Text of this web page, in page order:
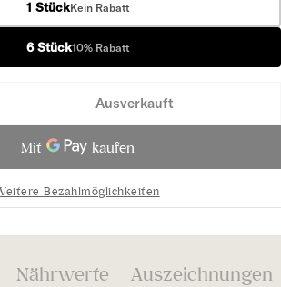
1 StückKein Rabatt
6 Stück10% Rabatt
&quot;Butcher&quot;
für Chardonnay
Ausverkauft
Bezahlmöglichkeiten
Nährwerte Auszeichnungen